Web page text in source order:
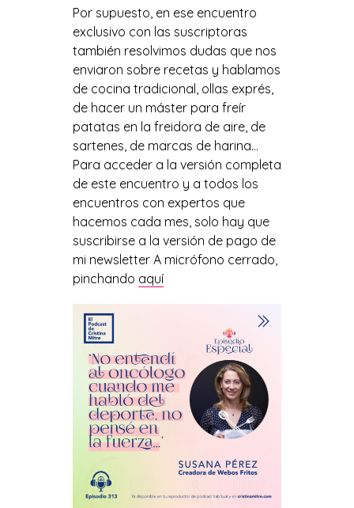
Por supuesto, en ese encuentro
exclusivo con las suscriptoras
también resolvimos dudas que nos
enviaron sobre recetas y hablamos
de cocina tradicional, ollas exprés,
de hacer un máster para freír
patatas en la freidora de aire, de
sartenes, de marcas de harina…
Para acceder a la versión completa
de este encuentro y a todos los
encuentros con expertos que
hacemos cada mes, solo hay que
suscribirse a la versión de pago de
mi newsletter A micrófono cerrado,
pinchando aquí